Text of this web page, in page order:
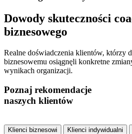
Dowody skuteczności
biznesowego
Realne doświadczenia klientów, którzy
biznesowemu osiągnęli konkretne
wynikach organizacji.
Poznaj rekomendacje
naszych klientów
Klienci biznesowi Klienci indywidualni